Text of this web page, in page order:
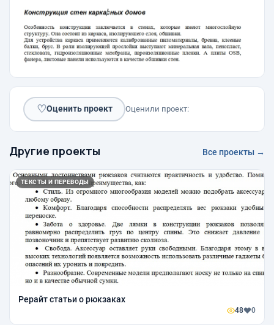
♡Оценить проект Оценили проект:
Другие проекты Все проекты →
ТЕКСТЫ И ПЕРЕВОДЫ
Рерайт статьи о рюкзаках
48 0